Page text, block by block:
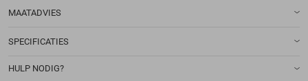
MAATADVIES
SPECIFICATIES
HULP NODIG?